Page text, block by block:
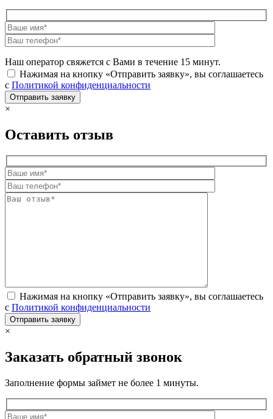
Наш оператор свяжется с Вами в течение 15 минут.
Нажимая на кнопку «Отправить заявку», вы соглашаетесь
с Политикой конфиденциальности
×
Оставить отзыв
Нажимая на кнопку «Отправить заявку», вы соглашаетесь
с Политикой конфиденциальности
×
Заказать обратный звонок
Заполнение формы займет не более 1 минуты.